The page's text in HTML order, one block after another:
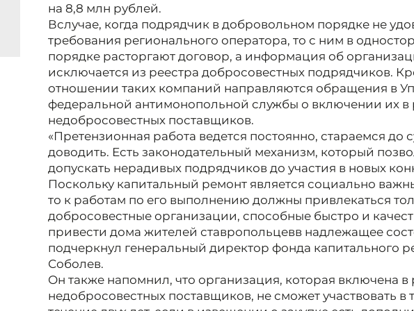
на 8,8 млн рублей.
Вслучае, когда подрядчик в добровольном порядке не
требования регионального оператора, то с ним в
порядке расторгают договор, а информация об
исключается из реестра добросовестных подрядчиков.
отношении таких компаний направляются обращения в
федеральной антимонопольной службы о включении их в
недобросовестных поставщиков.
«Претензионная работа ведется постоянно, стараемся до
доводить. Есть законодательный механизм, который
допускать нерадивых подрядчиков до участия в новых
Поскольку капитальный ремонт является социально
то к работам по его выполнению должны привлекаться
добросовестные организации, способные быстро и
привести дома жителей ставропольцевв надлежащее
подчеркнул генеральный директор фонда капитального
Соболев.
Он также напомнил, что организация, которая включена в
недобросовестных поставщиков, не сможет участвовать в